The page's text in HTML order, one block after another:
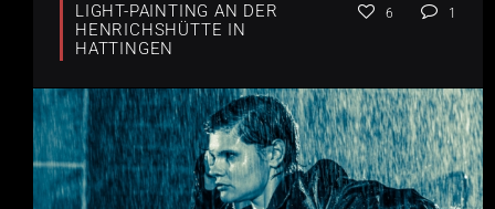
LIGHT-PAINTING AN DER
HENRICHSHÜTTE IN
HATTINGEN
6 1